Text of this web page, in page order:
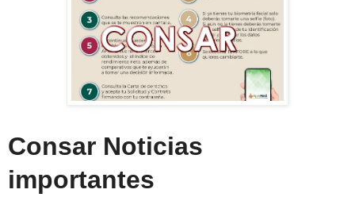
Consar Noticias
importantes